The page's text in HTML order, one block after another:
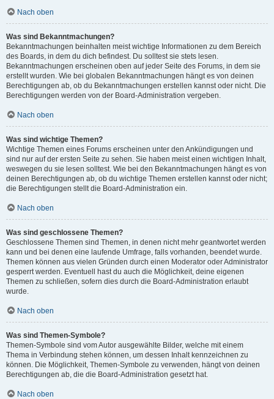
Nach oben
Was sind Bekanntmachungen?
Bekanntmachungen beinhalten meist wichtige Informationen zu dem Bereich
des Boards, in dem du dich befindest. Du solltest sie stets lesen.
Bekanntmachungen erscheinen oben auf jeder Seite des Forums, in dem sie
erstellt wurden. Wie bei globalen Bekanntmachungen hängt es von deinen
Berechtigungen ab, ob du Bekanntmachungen erstellen kannst oder nicht. Die
Berechtigungen werden von der Board-Administration vergeben.
Nach oben
Was sind wichtige Themen?
Wichtige Themen eines Forums erscheinen unter den Ankündigungen und
sind nur auf der ersten Seite zu sehen. Sie haben meist einen wichtigen Inhalt,
weswegen du sie lesen solltest. Wie bei den Bekanntmachungen hängt es von
deinen Berechtigungen ab, ob du wichtige Themen erstellen kannst oder nicht;
die Berechtigungen stellt die Board-Administration ein.
Nach oben
Was sind geschlossene Themen?
Geschlossene Themen sind Themen, in denen nicht mehr geantwortet werden
kann und bei denen eine laufende Umfrage, falls vorhanden, beendet wurde.
Themen können aus vielen Gründen durch einen Moderator oder Administrator
gesperrt werden. Eventuell hast du auch die Möglichkeit, deine eigenen
Themen zu schließen, sofern dies durch die Board-Administration erlaubt
wurde.
Nach oben
Was sind Themen-Symbole?
Themen-Symbole sind vom Autor ausgewählte Bilder, welche mit einem
Thema in Verbindung stehen können, um dessen Inhalt kennzeichnen zu
können. Die Möglichkeit, Themen-Symbole zu verwenden, hängt von deinen
Berechtigungen ab, die die Board-Administration gesetzt hat.
Nach oben